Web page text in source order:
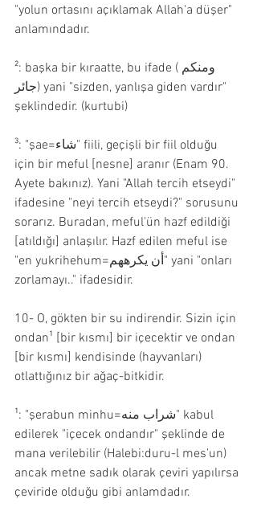
"yolun ortasını açıklamak Allah'a düşer"
anlamındadır.
²: başka bir kıraatte, bu ifade (ومنكم
جائر) yani "sizden, yanlışa giden vardır"
şeklindedir. (kurtubi)
³: "şae=شاء" fiili, geçişli bir fiil olduğu
için bir meful [nesne] aranır (Enam 90.
Ayete bakınız). Yani "Allah tercih etseydi"
ifadesine "neyi tercih etseydi?" sorusunu
sorarız. Buradan, meful'ün hazf edildiği
[atıldığı] anlaşılır. Hazf edilen meful ise
"en yukrihehum=أن يكرههم" yani "onları
zorlamayı.." ifadesidir.
10- O, gökten bir su indirendir. Sizin için
ondan¹ [bir kısmı] bir içecektir ve ondan
[bir kısmı] kendisinde (hayvanları)
otlattığınız bir ağaç-bitkidir.
¹: "şerabun minhu=شراب منه" kabul
edilerek "içecek ondandır" şeklinde de
mana verilebilir (Halebi:duru-l mes'un)
ancak metne sadık olarak çeviri yapılırsa
çeviride olduğu gibi anlamdadır.